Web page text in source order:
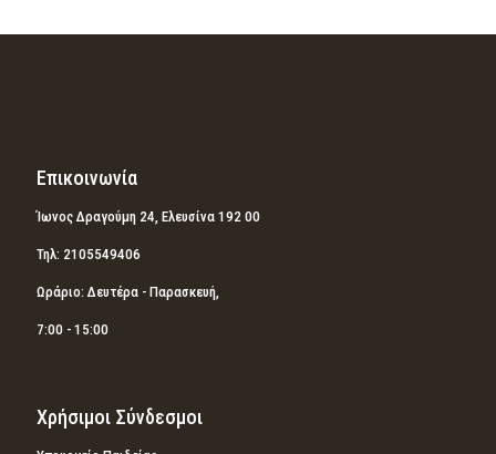
Επικοινωνία
Ίωνος Δραγούμη 24, Ελευσίνα 192 00
Τηλ: 2105549406
Ωράριο: Δευτέρα - Παρασκευή,
7:00 - 15:00
Χρήσιμοι Σύνδεσμοι